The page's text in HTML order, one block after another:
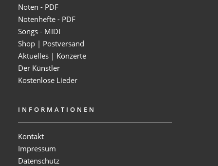
Noten - PDF
Notenhefte - PDF
Songs - MIDI
Shop | Postversand
Aktuelles | Konzerte
Der Künstler
Kostenlose Lieder
INFORMATIONEN
Kontakt
Impressum
Datenschutz